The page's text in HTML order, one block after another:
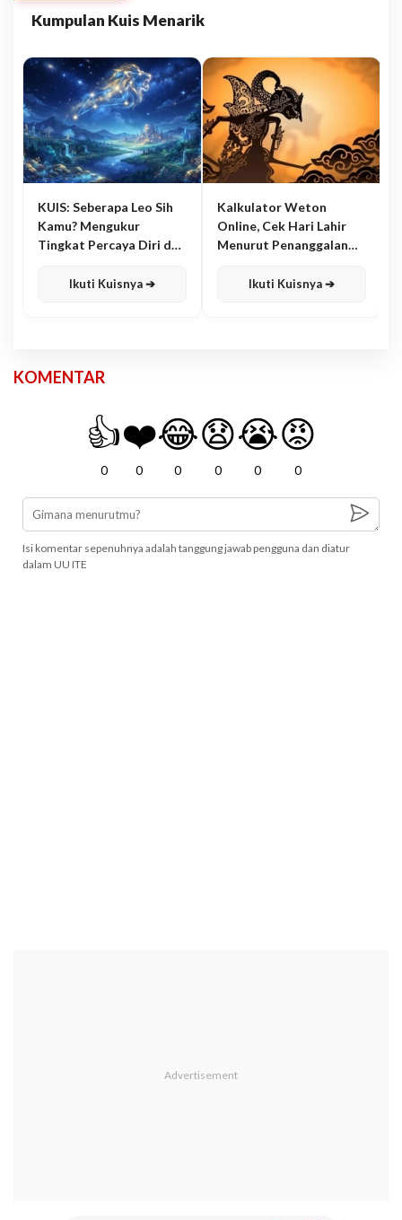
Kumpulan Kuis Menarik
KUIS: Seberapa Leo Sih
Kamu? Mengukur
Tingkat Percaya Diri dan
Ikuti Kuisnya ➔
Kalkulator Weton
Online, Cek Hari Lahir
Menurut Penanggalan
Ikuti Kuisnya ➔
KOMENTAR
👍
0
❤️
0
😂
0
😧
0
😭
0
😡
0
Isi komentar sepenuhnya adalah tanggung jawab pengguna dan diatur
dalam UU ITE